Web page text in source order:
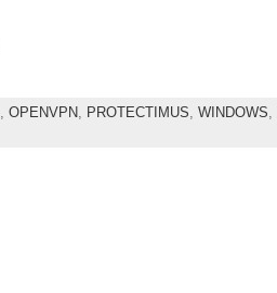
OPENVPN, PROTECTIMUS WINDOWS